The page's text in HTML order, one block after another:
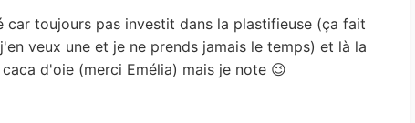
toujours pas investit dans la plastifieuse (ça fait
veux une et je ne prends jamais le temps) et là la
d'oie (merci Emélia) mais je note 😉